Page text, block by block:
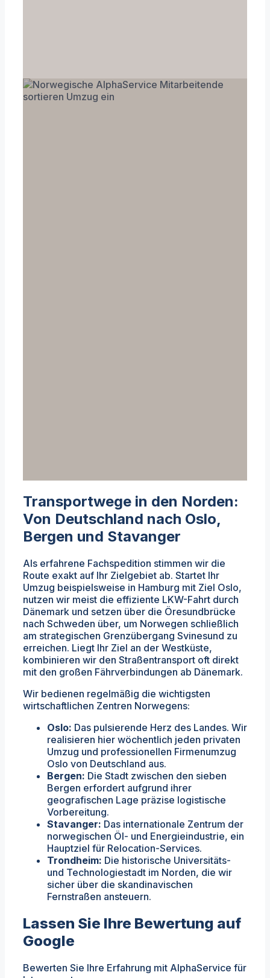
Transportwege in den Norden:
Von Deutschland nach Oslo,
Bergen und Stavanger
Als erfahrene Fachspedition stimmen wir die
Route exakt auf Ihr Zielgebiet ab. Startet Ihr
Umzug beispielsweise in Hamburg mit Ziel Oslo,
nutzen wir meist die effiziente LKW-Fahrt durch
Dänemark und setzen über die Öresundbrücke
nach Schweden über, um Norwegen schließlich
am strategischen Grenzübergang Svinesund zu
erreichen. Liegt Ihr Ziel an der Westküste,
kombinieren wir den Straßentransport oft direkt
mit den großen Fährverbindungen ab Dänemark.
Wir bedienen regelmäßig die wichtigsten
wirtschaftlichen Zentren Norwegens:
Oslo: Das pulsierende Herz des Landes. Wir
realisieren hier wöchentlich jeden privaten
Umzug und professionellen Firmenumzug
Oslo von Deutschland aus.
Bergen: Die Stadt zwischen den sieben
Bergen erfordert aufgrund ihrer
geografischen Lage präzise logistische
Vorbereitung.
Stavanger: Das internationale Zentrum der
norwegischen Öl- und Energieindustrie, ein
Hauptziel für Relocation-Services.
Trondheim: Die historische Universitäts-
und Technologiestadt im Norden, die wir
sicher über die skandinavischen
Fernstraßen ansteuern.
Lassen Sie Ihre Bewertung auf
Google
Bewerten Sie Ihre Erfahrung mit AlphaService für